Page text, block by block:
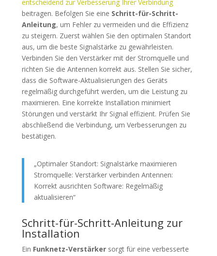
entscheidend zur Verbesserung Ihrer Verbindung
beitragen. Befolgen Sie eine Schritt-für-Schritt-
Anleitung, um Fehler zu vermeiden und die Effizienz
zu steigern. Zuerst wählen Sie den optimalen Standort
aus, um die beste Signalstärke zu gewährleisten.
Verbinden Sie den Verstärker mit der Stromquelle und
richten Sie die Antennen korrekt aus. Stellen Sie sicher,
dass die Software-Aktualisierungen des Geräts
regelmäßig durchgeführt werden, um die Leistung zu
maximieren. Eine korrekte Installation minimiert
Störungen und verstärkt Ihr Signal effizient. Prüfen Sie
abschließend die Verbindung, um Verbesserungen zu
bestätigen.
„Optimaler Standort: Signalstärke maximieren
Stromquelle: Verstärker verbinden Antennen:
Korrekt ausrichten Software: Regelmäßig
aktualisieren“
Schritt-für-Schritt-Anleitung zur
Installation
Ein Funknetz-Verstärkersorgt für eine verbesserte